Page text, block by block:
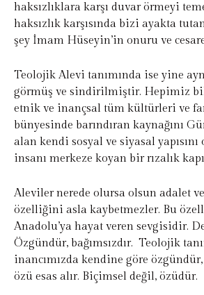
haksızlıklara karşı duvar örmeyi
haksızlık karşısında bizi ayakta
şey İmam Hüseyin’in onuru ve
Teolojik Alevi tanımında ise yine
görmüş ve sindirilmiştir. Hepimiz
etnik ve inançsal tüm kültürleri ve
bünyesinde barındıran kaynağını
alan kendi sosyal ve siyasal yapısını
insanı merkeze koyan bir rızalık
Aleviler nerede olursa olsun adalet
özelliğini asla kaybetmezler. Bu
Anadolu’ya hayat veren sevgisidir.
Özgündür, bağımsızdır. Teolojik
inancımızda kendine göre
özü esas alır. Biçimsel değil, özüdür.